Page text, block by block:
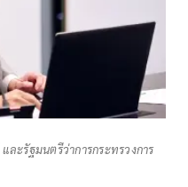
ะรัฐมนตรีว่าการกระทรวงการ